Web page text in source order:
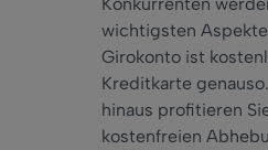
wichtigsten
Girokonto ist
Kreditkarte
hinaus profitieren
kostenfreien